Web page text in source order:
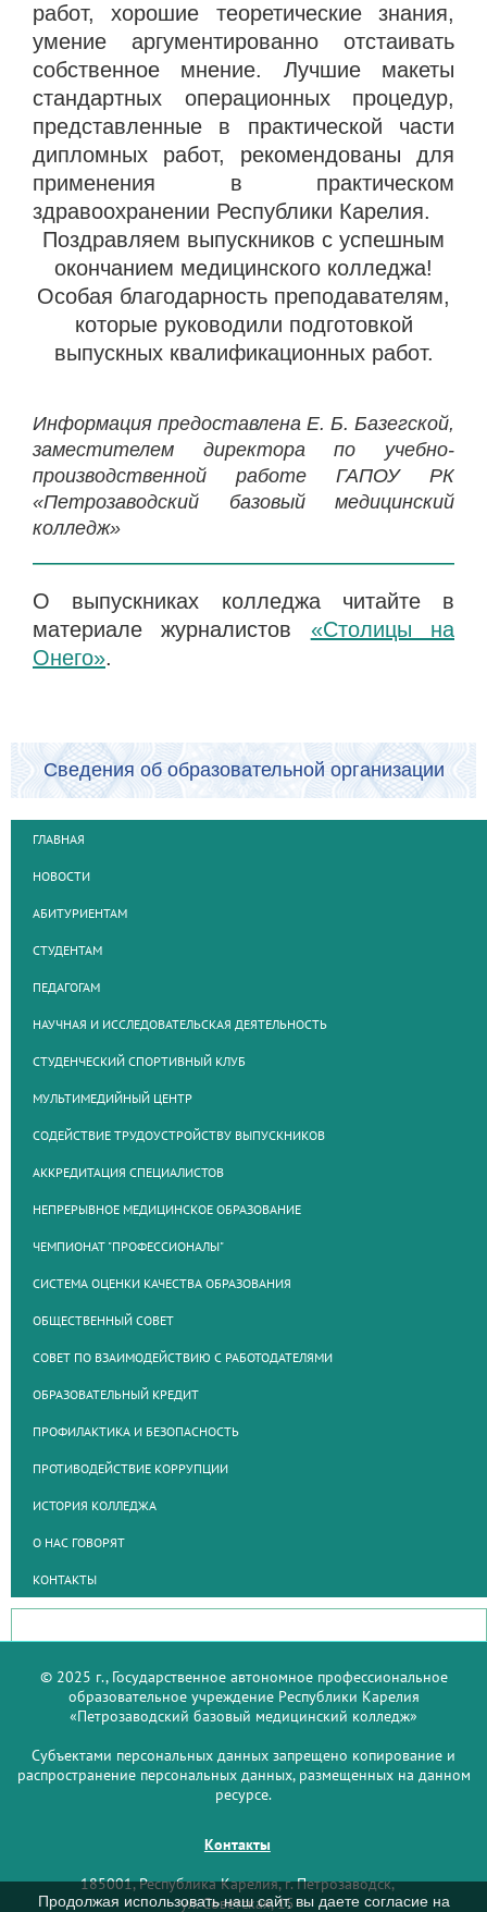
работ, хорошие теоретические знания,
умение аргументированно отстаивать
собственное мнение. Лучшие макеты
стандартных операционных процедур,
представленные в практической части
дипломных работ, рекомендованы для
применения в практическом
здравоохранении Республики Карелия.
Поздравляем выпускников с успешным
окончанием медицинского колледжа!
Особая благодарность преподавателям,
которые руководили подготовкой
выпускных квалификационных работ.
Информация предоставлена Е. Б. Базегской,
заместителем директора по учебно-
производственной работе ГАПОУ РК
«Петрозаводский базовый медицинский
колледж»
О выпускниках колледжа читайте в
материале журналистов «Столицы на
Онего».
Сведения об образовательной организации
ГЛАВНАЯ
НОВОСТИ
АБИТУРИЕНТАМ
СТУДЕНТАМ
ПЕДАГОГАМ
НАУЧНАЯ И ИССЛЕДОВАТЕЛЬСКАЯ ДЕЯТЕЛЬНОСТЬ
СТУДЕНЧЕСКИЙ СПОРТИВНЫЙ КЛУБ
МУЛЬТИМЕДИЙНЫЙ ЦЕНТР
СОДЕЙСТВИЕ ТРУДОУСТРОЙСТВУ ВЫПУСКНИКОВ
АККРЕДИТАЦИЯ СПЕЦИАЛИСТОВ
НЕПРЕРЫВНОЕ МЕДИЦИНСКОЕ ОБРАЗОВАНИЕ
ЧЕМПИОНАТ "ПРОФЕССИОНАЛЫ"
СИСТЕМА ОЦЕНКИ КАЧЕСТВА ОБРАЗОВАНИЯ
ОБЩЕСТВЕННЫЙ СОВЕТ
СОВЕТ ПО ВЗАИМОДЕЙСТВИЮ С РАБОТОДАТЕЛЯМИ
ОБРАЗОВАТЕЛЬНЫЙ КРЕДИТ
ПРОФИЛАКТИКА И БЕЗОПАСНОСТЬ
ПРОТИВОДЕЙСТВИЕ КОРРУПЦИИ
ИСТОРИЯ КОЛЛЕДЖА
О НАС ГОВОРЯТ
КОНТАКТЫ
© 2025 г., Государственное автономное профессиональное
образовательное учреждение Республики Карелия
«Петрозаводский базовый медицинский колледж»
Субъектами персональных данных запрещено копирование и
распространение персональных данных, размещенных на данном
ресурсе.
Контакты
185001, Республика Карелия, г. Петрозаводск,
ул. Советская, 15
Продолжая использовать наш сайт, вы даете согласие на